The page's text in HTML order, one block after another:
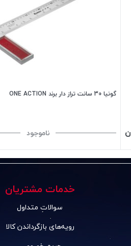
گونیا 30 سانت تراز دار برند ONE ACTION
ناموجود
خدمات مشتریان
سوالات متداول
رویه‌های بازگرداندن کالا